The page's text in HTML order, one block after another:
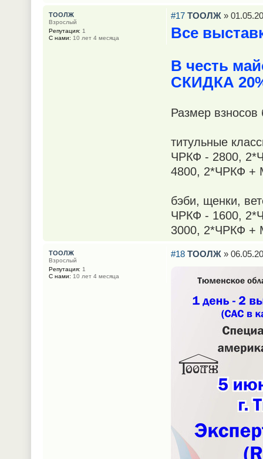
#17 ТООЛЖ »
Все
В честь
СКИДКА
Размер взносов
титульные
ЧРКФ - 2800,
4800, 2*ЧРКФ +
бэби, щенки,
ЧРКФ - 1600,
3000, 2*ЧРКФ +
ТООЛЖ
Взрослый
Репутация: 1
С нами: 10 лет 4 месяца
#18 ТООЛЖ »
ТООЛЖ
Взрослый
Репутация: 1
С нами: 10 лет 4 месяца